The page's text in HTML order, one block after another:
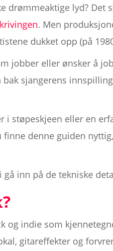
drømmeaktige lyd? Det
. Men
dukket opp (på
jobber eller ønsker å
sjangerens
i støpeskjeen eller en
denne guiden
inn på de tekniske
og indie som
gitareffekter og